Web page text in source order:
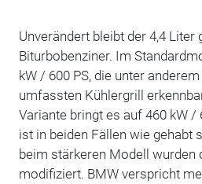
Unverändert bleibt der 4,4 Liter
Biturbobenziner. Im
kW / 600 PS, die unter
umfassten Kühlergrill
Variante bringt es auf 460 kW /
ist in beiden Fällen wie gehabt
beim stärkeren Modell wurden
modifiziert. BMW verspricht